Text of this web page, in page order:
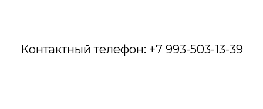
Контактный телефон: +7 993-503-13-39